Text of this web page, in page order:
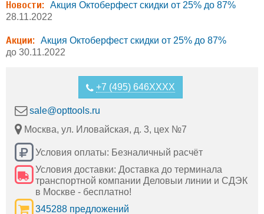
Новости: Акция Октоберфест скидки от 25% до 87%
28.11.2022
Акции: Акция Октоберфест скидки от 25% до 87%
до 30.11.2022
+7 (495) 646XXXX
sale@opttools.ru
Москва, ул. Иловайская, д. 3, цех №7
Условия оплаты: Безналичный расчёт
Условия доставки: Доставка до терминала
транспортной компании Деловыи линии и СДЭК
в Москве - бесплатно!
345288 предложений